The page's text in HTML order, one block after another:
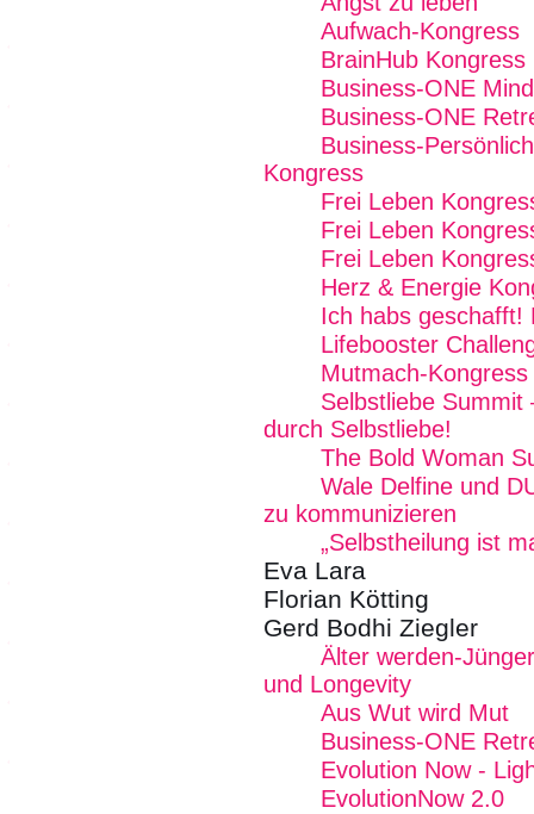
Aufwach-Kongress
BrainHub Kongress
Business-ONE
Business-ONE
Business-
Kongress
Frei Leben
Frei Leben
Frei Leben
Herz & Energie
Ich habs geschafft!
Lifebooster
Mutmach-Kongress
Selbstliebe
durch Selbstliebe!
The Bold Woman
Wale Delfine und
zu kommunizieren
„Selbstheilung ist
Eva Lara
Florian Kötting
Gerd Bodhi Ziegler
Älter werden-
und Longevity
Aus Wut wird Mut
Business-ONE
Evolution Now -
EvolutionNow 2.0